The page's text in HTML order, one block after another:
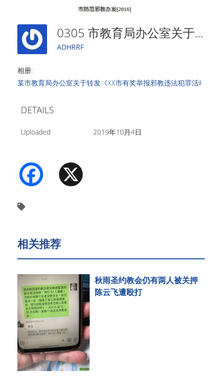
0305 市教育局办公室关于转发《XX市有奖举报邪教违法犯罪活动工作的意见（试行）》的通知
ADHRRF
相册:
某市教育局办公室关于转发《XX市有奖举报邪教违法犯罪活动工
DETAILS
Uploaded 2019年10月4日
Facebook
相关推荐
秋雨圣约教会仍有两人被关押
陈云飞遭殴打